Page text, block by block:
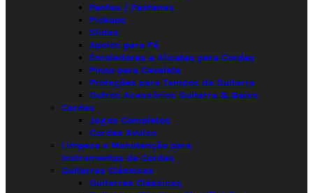
Pentes / Pestanas
Pickups
Slides
Apoios para Pé
Enroladores e Alicates para Cordas
Pinos para Cavalete
Proteções para Tampos de Guitarra
Outros Acessórios Guitarra & Baixo
Cordas
Jogos Completos
Cordas Avulso
Limpeza e Manutenção para
Instrumentos de Cordas
Guitarras Clássicas
Guitarras Clássicas